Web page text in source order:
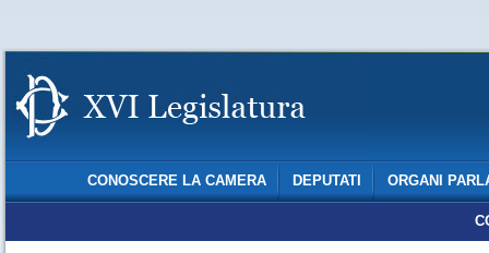
CONOSCERE LA CAMERA DEPUTATI ORGANI